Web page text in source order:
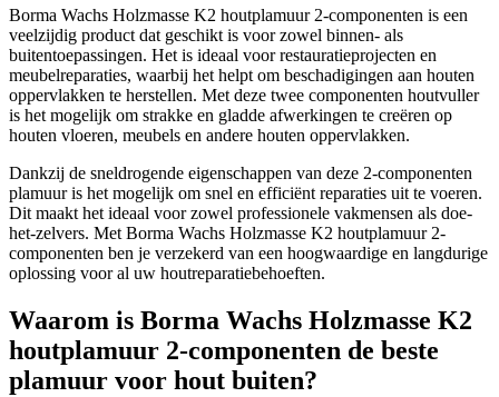
Borma Wachs Holzmasse K2 houtplamuur 2-componenten is een
veelzijdig product dat geschikt is voor zowel binnen- als
buitentoepassingen. Het is ideaal voor restauratieprojecten en
meubelreparaties, waarbij het helpt om beschadigingen aan houten
oppervlakken te herstellen. Met deze twee componenten houtvuller
is het mogelijk om strakke en gladde afwerkingen te creëren op
houten vloeren, meubels en andere houten oppervlakken.
Dankzij de sneldrogende eigenschappen van deze 2-componenten
plamuur is het mogelijk om snel en efficiënt reparaties uit te voeren.
Dit maakt het ideaal voor zowel professionele vakmensen als doe-
het-zelvers. Met Borma Wachs Holzmasse K2 houtplamuur 2-
componenten ben je verzekerd van een hoogwaardige en langdurige
oplossing voor al uw houtreparatiebehoeften.
Waarom is Borma Wachs Holzmasse K2
houtplamuur 2-componenten de beste
plamuur voor hout buiten?